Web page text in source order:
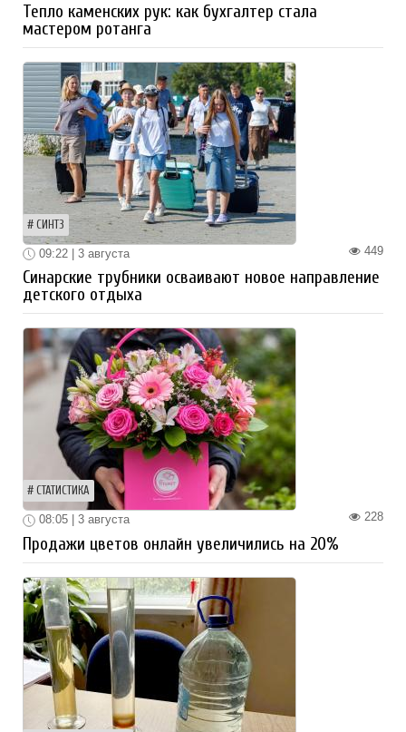
Тепло каменских рук: как бухгалтер стала
мастером ротанга
СИНТЗ
449
09:22 | 3 августа
Синарские трубники осваивают новое направление
детского отдыха
СТАТИСТИКА
228
08:05 | 3 августа
Продажи цветов онлайн увеличились на 20%